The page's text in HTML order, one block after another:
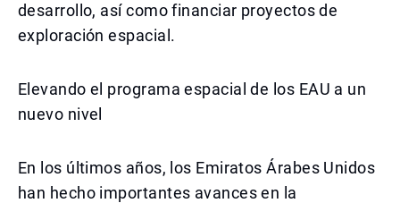
desarrollo, así como financiar proyectos de
exploración espacial.
Elevando el programa espacial de los EAU a un
nuevo nivel
En los últimos años, los Emiratos Árabes Unidos
han hecho importantes avances en la